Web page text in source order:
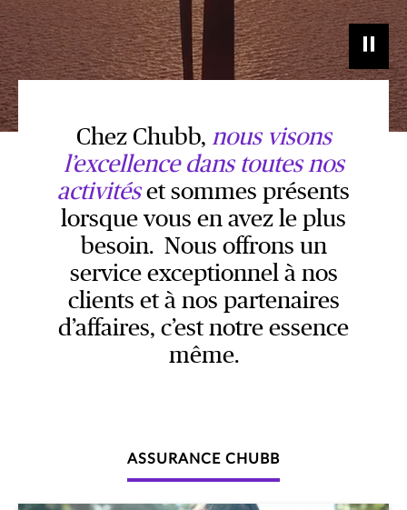
Chez Chubb, nous visons
l’excellence dans toutes nos
activitéset sommes présents
lorsque vous en avez le plus
besoin. Nous offrons un
service exceptionnel à nos
clients et à nos partenaires
d’affaires, c’est notre essence
même.
ASSURANCE CHUBB